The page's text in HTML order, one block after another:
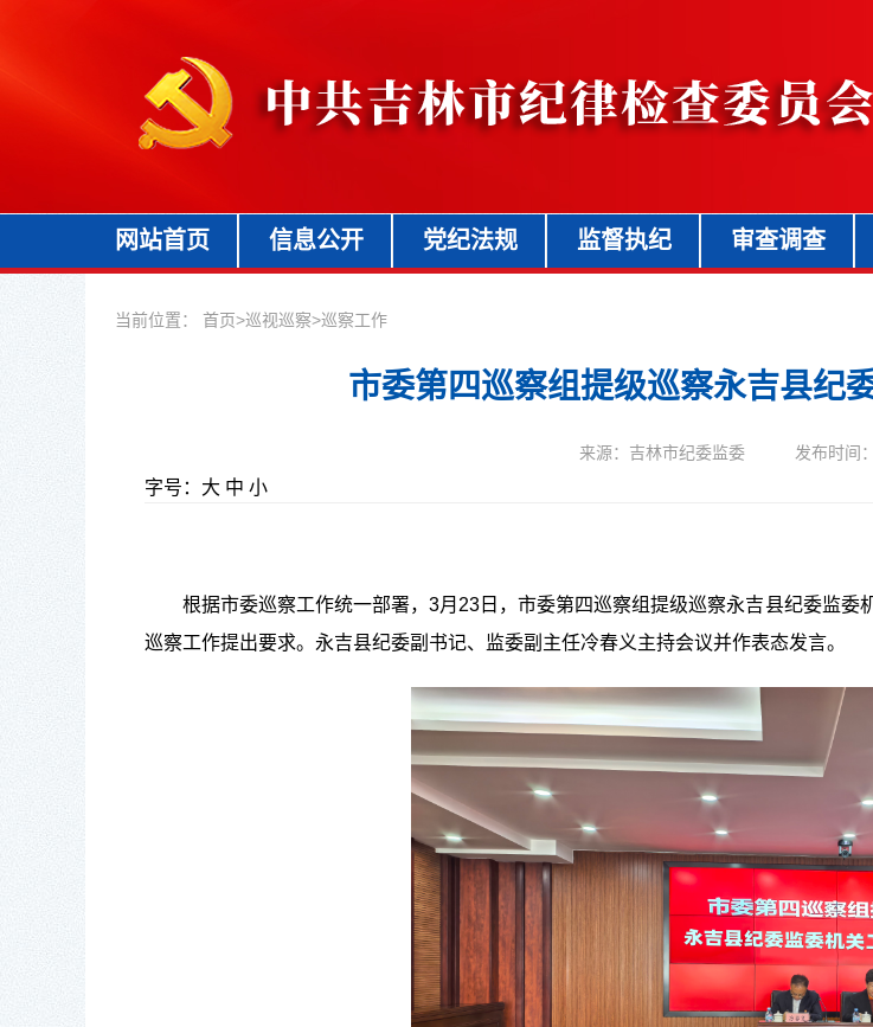
网站首页 信息公开 党纪法规 监督执纪 审查调查
当前位置： 首页>巡视巡察>巡察工作
市委第四巡察组提级巡察永吉县纪
来源：吉林市纪委监委 发布时间：
字号： 大 中 小
根据市委巡察工作统一部署，3月 23 日，市委第四巡察组提级巡察永吉县纪委监委
巡察工作提出要求。永吉县纪委副 书记、监委副主任冷春义主持会议并作表态发言。